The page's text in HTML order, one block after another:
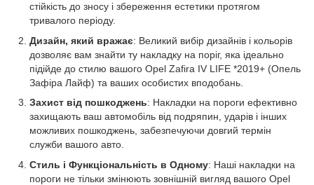
стійкість до зносу і збереження естетики протягом
тривалого періоду.
Дизайн, який вражає: Великий вибір дизайнів і кольорів
дозволяє вам знайти ту накладку на поріг, яка ідеально
підійде до стилю вашого Opel Zafira IV LIFE *2019+ (Опель
Зафіра Лайф) та ваших особистих вподобань.
Захист від пошкоджень: Накладки на пороги ефективно
захищають ваш автомобіль від подряпин, ударів і інших
можливих пошкоджень, забезпечуючи довгий термін
служби вашого авто.
Стиль і Функціональність в Одному: Наші накладки на
пороги не тільки змінюють зовнішній вигляд вашого Opel